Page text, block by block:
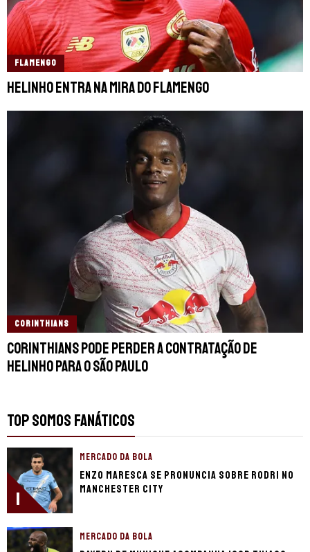
FLAMENGO
Helinho entra na mira do Flamengo
CORINTHIANS
Corinthians pode perder a contratação de
Helinho para o São Paulo
TOP SOMOS FANÁTICOS
1
MERCADO DA BOLA
Enzo Maresca se pronuncia sobre Rodri no
Manchester City
MERCADO DA BOLA